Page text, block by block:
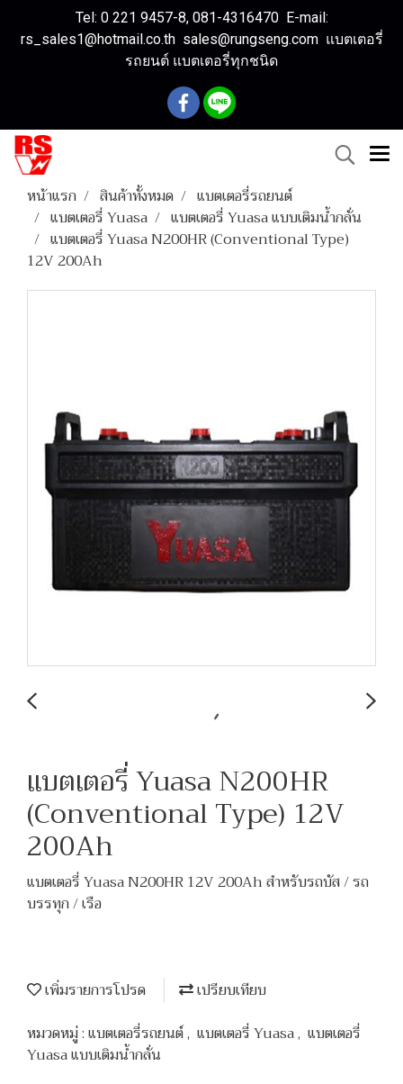
Tel: 0 221 9457-8, 081-4316470 E-mail:
rs_sales1@hotmail.co.th sales@rungseng.com แบตเตอรี่
รถยนต์ แบตเตอรี่ทุกชนิด
หน้าแรก สินค้าทั้งหมด
แบตเตอรี่รถยนต์
แบตเตอรี่ Yuasa
แบตเตอรี่ Yuasa แบบเติมน้ำกลั่น
แบตเตอรี่ Yuasa N200HR (Conventional Type)
12V 200Ah
แบตเตอรี่ Yuasa N200HR
(Conventional Type) 12V
200Ah
แบตเตอรี่ Yuasa N200HR 12V 200Ah สำหรับรถบัส / รถ
บรรทุก / เรือ
เพิ่มรายการโปรด
เปรียบเทียบ
หมวดหมู่ :แบตเตอรี่รถยนต์, แบตเตอรี่ Yuasa, แบตเตอรี่
Yuasa แบบเติมน้ำกลั่น